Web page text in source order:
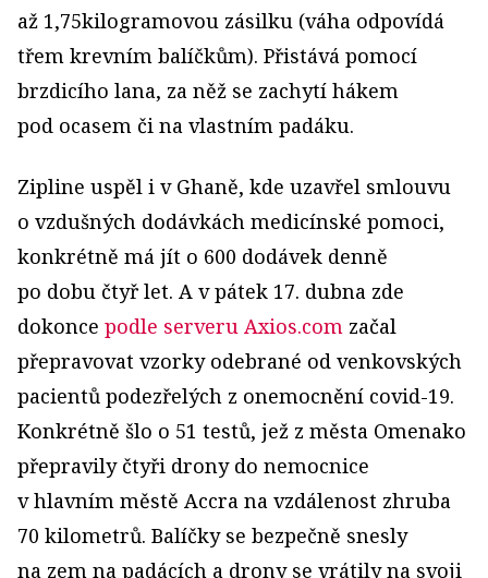
až 1,75kilogramovou zásilku (váha odpovídá
třem krevním balíčkům). Přistává pomocí
brzdicího lana, za něž se zachytí hákem
pod ocasem či na vlastním padáku.
Zipline uspěl i v Ghaně, kde uzavřel smlouvu
o vzdušných dodávkách medicínské pomoci,
konkrétně má jít o 600 dodávek denně
po dobu čtyř let. A v pátek 17. dubna zde
dokonce podle serveru Axios.com začal
přepravovat vzorky odebrané od venkovských
pacientů podezřelých z onemocnění covid-19.
Konkrétně šlo o 51 testů, jež z města Omenako
přepravily čtyři drony do nemocnice
v hlavním městě Accra na vzdálenost zhruba
70 kilometrů. Balíčky se bezpečně snesly
na zem na padácích a drony se vrátily na svoji